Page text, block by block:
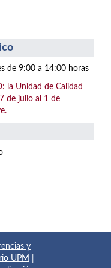
de 9:00 a 14:00 horas
la Unidad de Calidad
de julio al 1 de
y
UPM